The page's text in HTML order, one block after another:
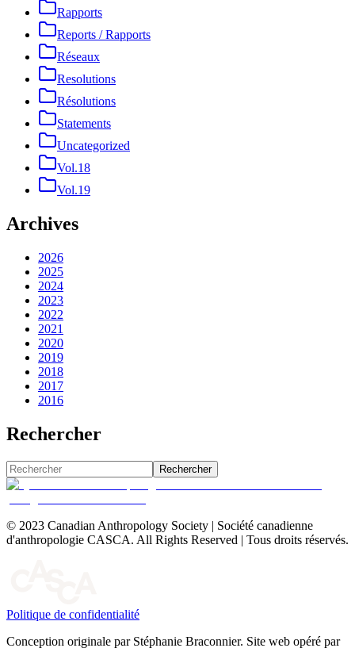
Rapports
Reports / Rapports
Réseaux
Resolutions
Résolutions
Statements
Uncategorized
Vol.18
Vol.19
Archives
2026
2025
2024
2023
2022
2021
2020
2019
2018
2017
2016
Rechercher
Rechercher
© 2023 Canadian Anthropology Society | Société canadienne
d'anthropologie CASCA. All Rights Reserved | Tous droits réservés.
Politique de confidentialité
Conception originale par Stéphanie Braconnier. Site web opéré par